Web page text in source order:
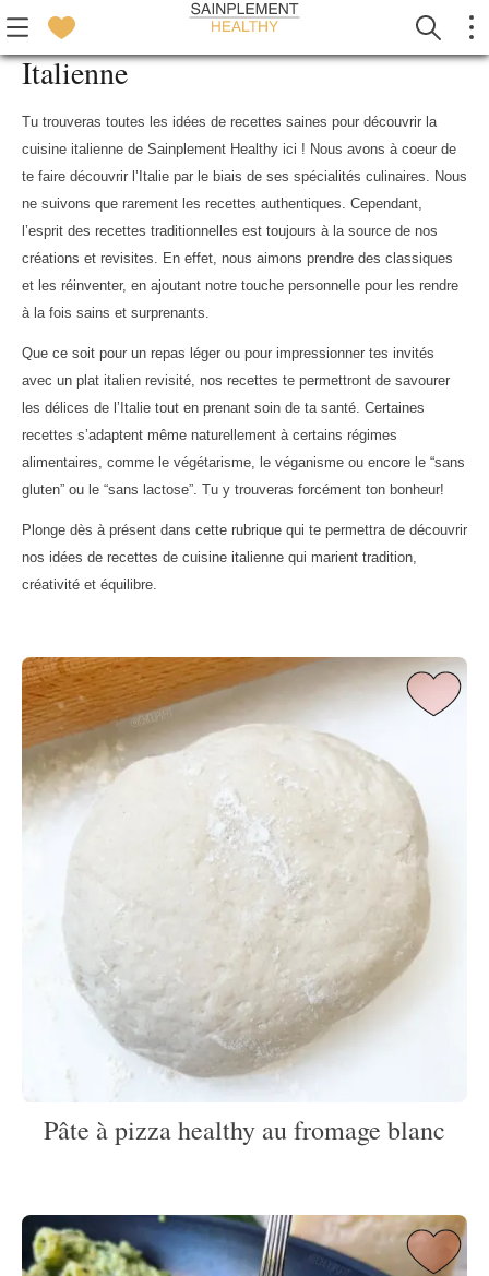
Italienne
Tu trouveras toutes les idées de recettes saines pour découvrir la
cuisine italienne de Sainplement Healthy ici ! Nous avons à coeur de
te faire découvrir l’Italie par le biais de ses spécialités culinaires. Nous
ne suivons que rarement les recettes authentiques. Cependant,
l’esprit des recettes traditionnelles est toujours à la source de nos
créations et revisites. En effet, nous aimons prendre des classiques
et les réinventer, en ajoutant notre touche personnelle pour les rendre
à la fois sains et surprenants.
Que ce soit pour un repas léger ou pour impressionner tes invités
avec un plat italien revisité, nos recettes te permettront de savourer
les délices de l’Italie tout en prenant soin de ta santé. Certaines
recettes s’adaptent même naturellement à certains régimes
alimentaires, comme le végétarisme, le véganisme ou encore le “sans
gluten” ou le “sans lactose”. Tu y trouveras forcément ton bonheur!
Plonge dès à présent dans cette rubrique qui te permettra de découvrir
nos idées de recettes de cuisine italienne qui marient tradition,
créativité et équilibre.
Pâte à pizza healthy au fromage blanc